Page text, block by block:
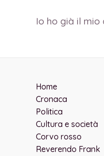
Io ho già il
Home
Cronaca
Politica
Cultura e società
Corvo rosso
Reverendo Frank